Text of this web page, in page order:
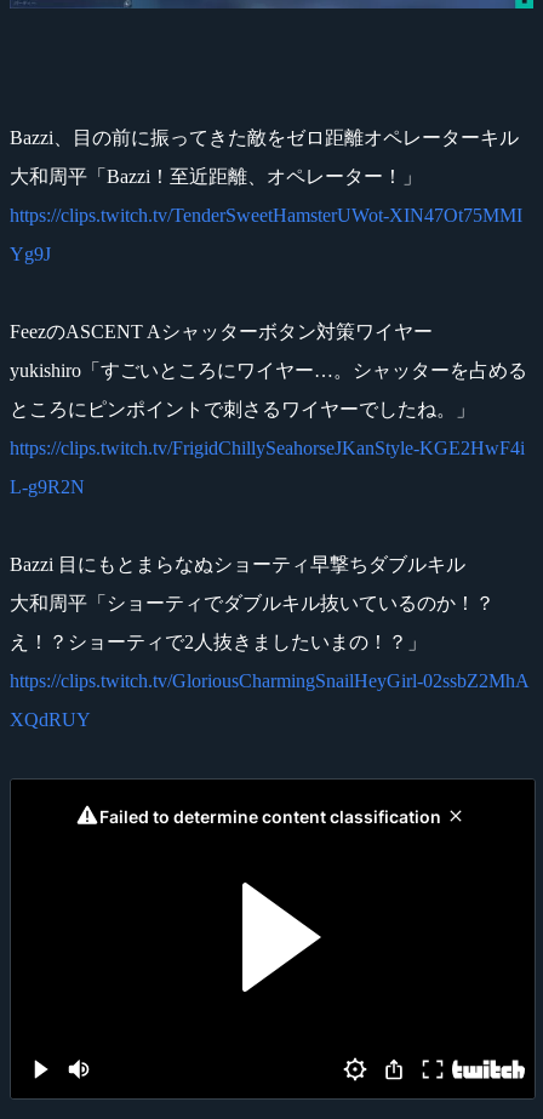
Bazzi、目の前に振ってきた敵をゼロ距離オペレーターキル
大和周平「Bazzi！至近距離、オペレーター！」
https://clips.twitch.tv/TenderSweetHamsterUWot-XIN47Ot75MMI
Yg9J
FeezのASCENT Aシャッターボタン対策ワイヤー
yukishiro「すごいところにワイヤー…。シャッターを占める
ところにピンポイントで刺さるワイヤーでしたね。」
https://clips.twitch.tv/FrigidChillySeahorseJKanStyle-KGE2HwF4i
L-g9R2N
Bazzi 目にもとまらなぬショーティ早撃ちダブルキル
大和周平「ショーティでダブルキル抜いているのか！？
え！？ショーティで2人抜きましたいまの！？」
https://clips.twitch.tv/GloriousCharmingSnailHeyGirl-02ssbZ2MhA
XQdRUY